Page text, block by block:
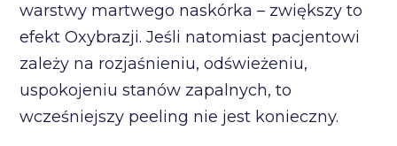
warstwy martwego naskórka – zwiększy to
efekt Oxybrazji. Jeśli natomiast pacjentowi
zależy na rozjaśnieniu, odświeżeniu,
uspokojeniu stanów zapalnych, to
wcześniejszy peeling nie jest konieczny.